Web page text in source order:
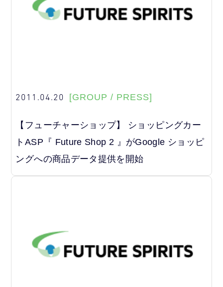
2011.04.20 [GROUP / PRESS]
【フューチャーショップ】 ショッピングカー
トASP『 Future Shop 2 』がGoogle ショッピ
ングへの商品データ提供を開始